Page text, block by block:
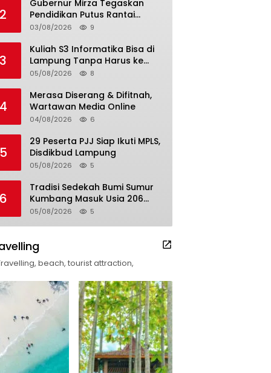
2
Gubernur Mirza Tegaskan
Pendidikan Putus Rantai
Kemiskinan
03/08/2026 9
3
Kuliah S3 Informatika Bisa di
Lampung Tanpa Harus ke
Luar Daerah
05/08/2026 8
Merasa Diserang & Difitnah,
Wartawan Media Online
04/08/2026 6
29 Peserta PJJ Siap Ikuti MPLS,
Disdikbud Lampung
05/08/2026 5
Tradisi Sedekah Bumi Sumur
Kumbang Masuk Usia 206
Tahun
05/08/2026 5
beach, tourist attraction,